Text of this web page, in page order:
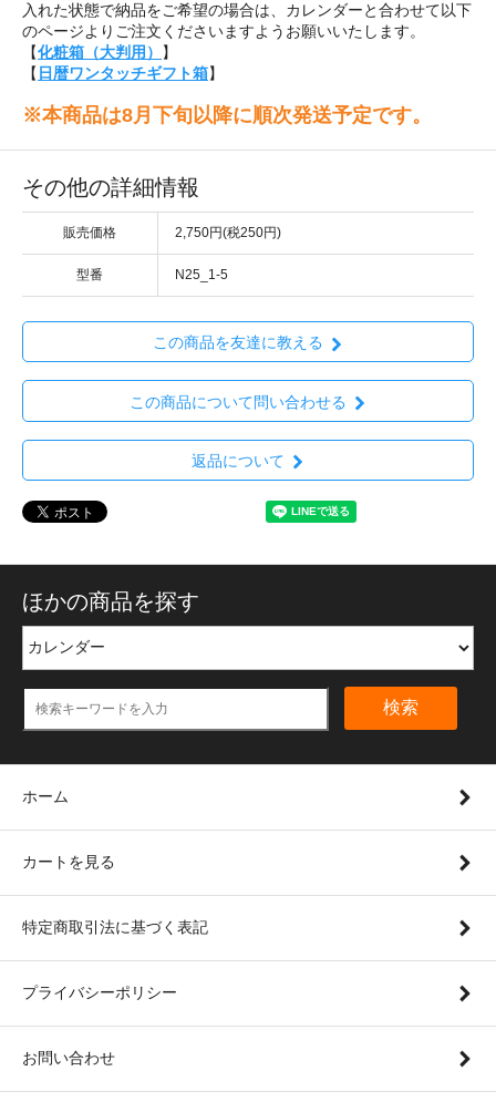
入れた状態で納品をご希望の場合は、カレンダーと合わせて以下
のページよりご注文くださいますようお願いいたします。
【化粧箱（大判用）
】
【 日暦ワンタッチギフト箱】
※本商品は8月下旬以降に順次発送予定です。
その他の詳細情報
販売価格 2,750円(税250円)
型番 N25_1-5
この商品を友達に教える
この商品について問い合わせる
返品について
ほかの商品を探す
検索
ホーム
カートを見る
特定商取引法に基づく表記
プライバシーポリシー
お問い合わせ